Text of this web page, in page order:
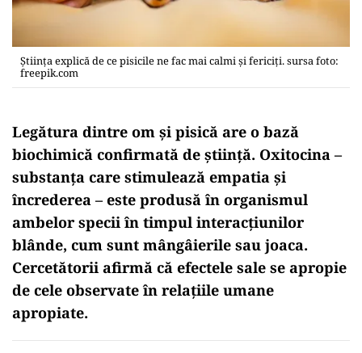
Ştiinţa explică de ce pisicile ne fac mai calmi şi fericiţi. sursa foto:
freepik.com
Legătura dintre om și pisică are o bază
biochimică confirmată de știință. Oxitocina –
substanța care stimulează empatia și
încrederea – este produsă în organismul
ambelor specii în timpul interacțiunilor
blânde, cum sunt mângâierile sau joaca.
Cercetătorii afirmă că efectele sale se apropie
de cele observate în relațiile umane
apropiate.